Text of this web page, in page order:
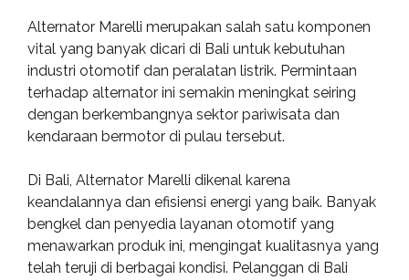
Alternator Marelli merupakan salah satu komponen
vital yang banyak dicari di Bali untuk kebutuhan
industri otomotif dan peralatan listrik. Permintaan
terhadap alternator ini semakin meningkat seiring
dengan berkembangnya sektor pariwisata dan
kendaraan bermotor di pulau tersebut.
Di Bali, Alternator Marelli dikenal karena
keandalannya dan efisiensi energi yang baik. Banyak
bengkel dan penyedia layanan otomotif yang
menawarkan produk ini, mengingat kualitasnya yang
telah teruji di berbagai kondisi. Pelanggan di Bali